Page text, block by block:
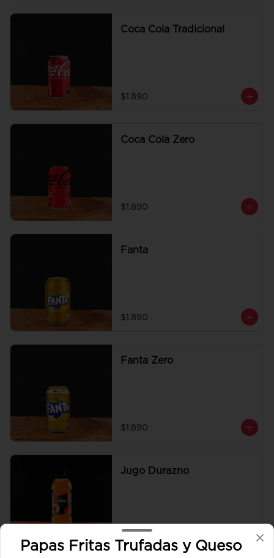
Coca Cola Tradicional
$1.890
Coca Cola Zero
$1.890
Fanta
$1.890
Fanta Zero
$1.890
Jugo Durazno
$1.890
Papas Fritas Trufadas y Queso